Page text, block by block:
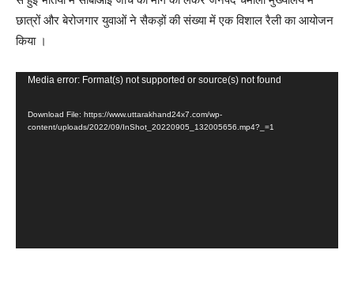
छात्रों और बेरोजगार युवाओं ने सैकड़ों की संख्या में एक विशाल रैली का आयोजन
किया ।
Video
Media error: Format(s) not supported or source(s) not found
Download File: https://www.uttarakhand24x7.com/wp-
content/uploads/2022/09/InShot_20220905_132005656.mp4?_=1